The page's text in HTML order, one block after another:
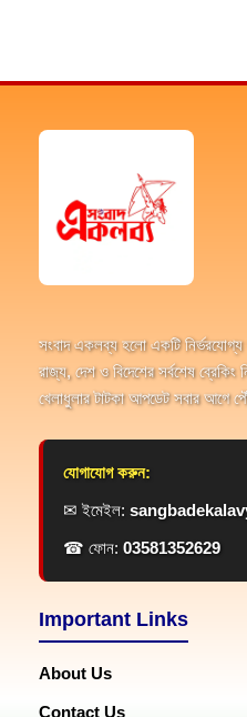
সংবাদ একলব্য হলো একটি নির্ভরযোগ্য
রাজ্য, দেশ ও বিদেশের সর্বশেষ
খেলাধুলার টাটকা আপডেট সবার আগে
যোগাযোগ করুন:
✉ ইমেইল:
☎ ফোন: 03581352629
Important Links
About Us
Contact Us